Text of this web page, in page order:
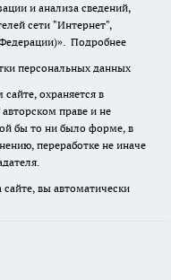
и анализа сведений,
сети "Интернет",
Подробнее
персональных данных
охраняется в
праве и не
бы то ни было форме, в
переработке не иначе
вы автоматически